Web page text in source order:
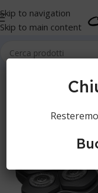
Skip to navigation
Skip to main content